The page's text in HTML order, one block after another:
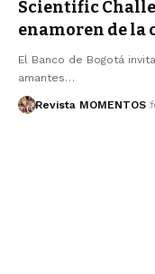
Scientific
enamoren de la
El Banco de Bogotá
amantes…
Revista MOMENTOS